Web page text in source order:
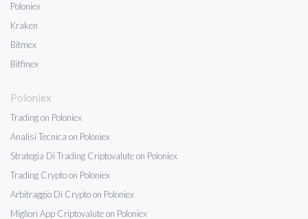
Poloniex
Kraken
Bitmex
Bitfinex
Poloniex
Trading on Poloniex
Analisi Tecnica on Poloniex
Strategia Di Trading Criptovalute on Poloniex
Trading Crypto on Poloniex
Arbitraggio Di Crypto on Poloniex
Migliori App Criptovalute on Poloniex